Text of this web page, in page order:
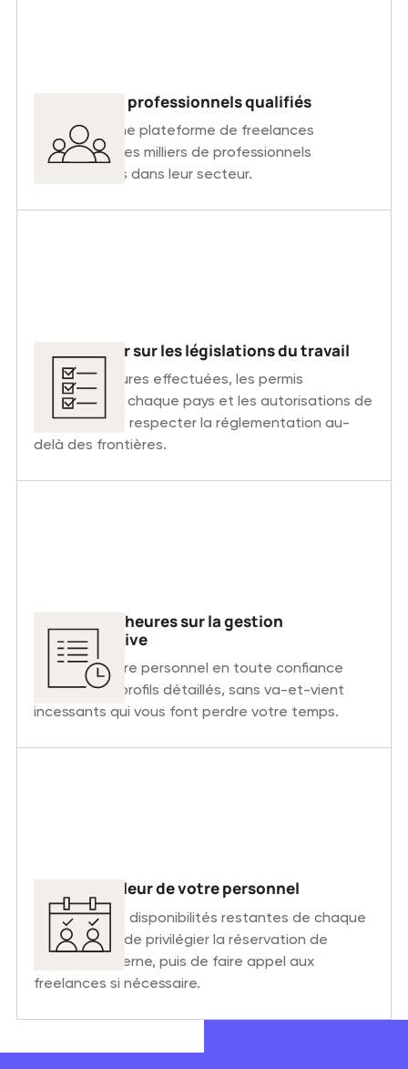
Trouvez des professionnels qualifiés
Accédez à une plateforme de freelances
regroupant des milliers de professionnels
expérimentés dans leur secteur.
Restez à jour sur les législations du travail
Suivez les heures effectuées, les permis
spécifiques à chaque pays et les autorisations de
travail afin de respecter la réglementation au-
delà des frontières.
Gagnez des heures sur la gestion
administrative
Réservez votre personnel en toute confiance
grâce à des profils détaillés, sans va-et-vient
incessants qui vous font perdre votre temps.
Tirez le meilleur de votre personnel
Consultez les disponibilités restantes de chaque
employé afin de privilégier la réservation de
personnel interne, puis de faire appel aux
freelances si nécessaire.